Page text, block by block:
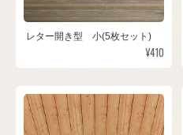
レター開き型 小(5枚セット)
¥410